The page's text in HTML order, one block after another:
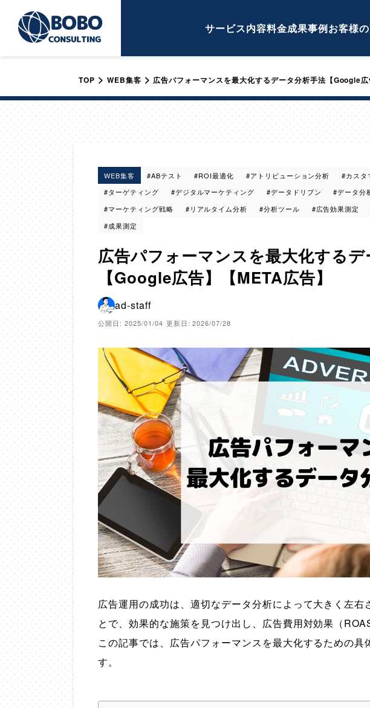
サービス内容料金成果事例お客様
TOP > WEB集客 > 広告パフォーマンスを最大化するデータ分析手法【Google広
WEB集客 #ABテスト #ROI最適化 #アトリビューション分析 #カスタ
#ターゲティング
#デジタルマーケティング #データドリブン #データ分
#マーケティング戦略
#リアルタイム分析 #分析ツール #広告効果測定
#成果測定
広告パフォーマンスを最大化する
【Google広告】【META広告】
ad-staff
公開日: 2025/01/04 更新日: 2026/07/28
広告運用の成功は、適切なデータ分析によって大きく左右
とで、効果的な施策を見つけ出し、広告費用対効果（
この記事では、広告パフォーマンスを最大化するための具
す。